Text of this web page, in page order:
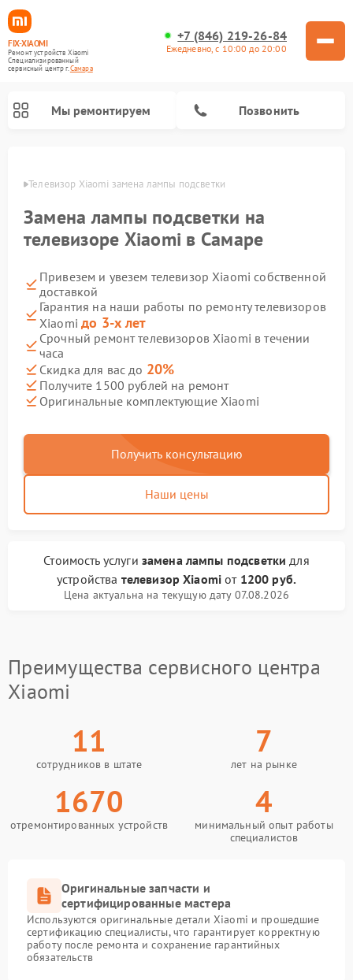
FIX-XIAOMI
Ремонт устройств Xiaomi
Специализированный
cервисный центр г.Самара
+7 (846) 219-26-84
Ежедневно, с 10:00 до 20:00
Мы ремонтируем Позвонить
Телевизор Xiaomi замена лампы подсветки
Замена лампы подсветки на
телевизоре Xiaomi в Самаре
Привезем и увезем телевизор Xiaomi собственной
доставкой
Гарантия на наши работы по ремонту телевизоров
Xiaomiдо 3-х лет
Срочный ремонт телевизоров Xiaomi в течении
часа
Скидка для вас до 20%
Получите 1500 рублей на ремонт
Оригинальные комплектующие Xiaomi
Получить консультацию
Наши цены
Стоимость услуги замена лампы подсветки для
устройства телевизор Xiaomi от 1200 руб.
Цена актуальна на текущую дату 07.08.2026
Преимущества сервисного центра
Xiaomi
11
сотрудников в штате
7
лет на рынке
1670
отремонтированных устройств
4
минимальный опыт работы
специалистов
Оригинальные запчасти и
сертифицированные мастера
Используются оригинальные детали Xiaomi и прошедшие
сертификацию специалисты, что гарантирует корректную
работу после ремонта и сохранение гарантийных
обязательств